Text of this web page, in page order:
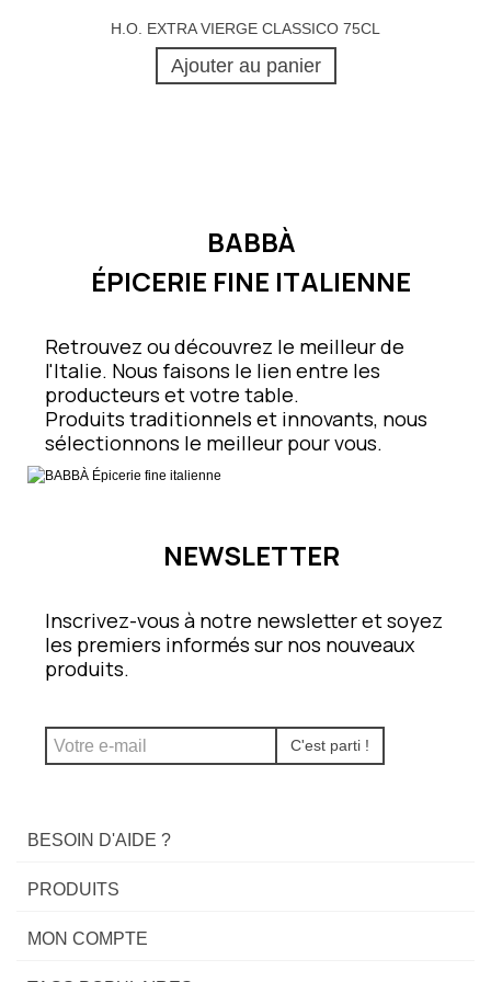
H.O. EXTRA VIERGE CLASSICO 75CL
Ajouter au panier
BABBÀ
ÉPICERIE FINE ITALIENNE
Retrouvez ou découvrez le meilleur de
l'Italie. Nous faisons le lien entre les
producteurs et votre table.
Produits traditionnels et innovants, nous
sélectionnons le meilleur pour vous.
NEWSLETTER
Inscrivez-vous à notre newsletter et soyez
les premiers informés sur nos nouveaux
produits.
C'est parti !
BESOIN D'AIDE ?
PRODUITS
MON COMPTE